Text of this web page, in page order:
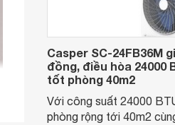
Casper SC-24FB36M
đồng, điều hòa 24000
tốt phòng 40m2
Với công suất 24000
phòng rộng tới 40m2